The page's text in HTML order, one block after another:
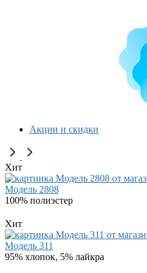
Акции и скидки
Хит
Модель 2808
100% полиэстер
Хит
Модель 311
95% хлопок, 5% лайкра